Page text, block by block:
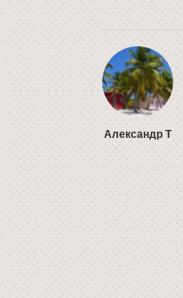
Александр Т